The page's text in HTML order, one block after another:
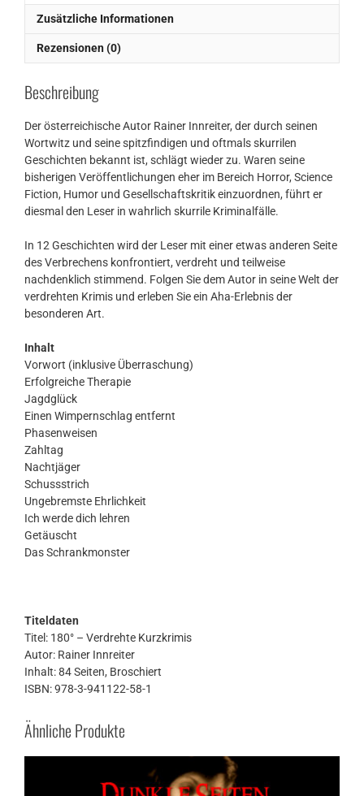
Zusätzliche Informationen
Rezensionen (0)
Beschreibung
Der österreichische Autor Rainer Innreiter, der durch seinen
Wortwitz und seine spitzfindigen und oftmals skurrilen
Geschichten bekannt ist, schlägt wieder zu. Waren seine
bisherigen Veröffentlichungen eher im Bereich Horror, Science
Fiction, Humor und Gesellschaftskritik einzuordnen, führt er
diesmal den Leser in wahrlich skurrile Kriminalfälle.
In 12 Geschichten wird der Leser mit einer etwas anderen Seite
des Verbrechens konfrontiert, verdreht und teilweise
nachdenklich stimmend. Folgen Sie dem Autor in seine Welt der
verdrehten Krimis und erleben Sie ein Aha-Erlebnis der
besonderen Art.
Inhalt
Vorwort (inklusive Überraschung)
Erfolgreiche Therapie
Jagdglück
Einen Wimpernschlag entfernt
Phasenweisen
Zahltag
Nachtjäger
Schussstrich
Ungebremste Ehrlichkeit
Ich werde dich lehren
Getäuscht
Das Schrankmonster
Titeldaten
Titel: 180° – Verdrehte Kurzkrimis
Autor: Rainer Innreiter
Inhalt: 84 Seiten, Broschiert
ISBN: 978-3-941122-58-1
Ähnliche Produkte